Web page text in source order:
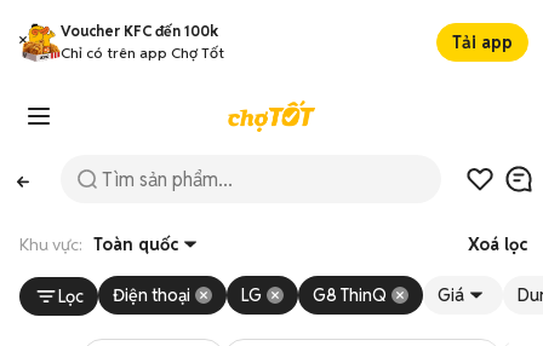
Voucher KFC đến 100k
Chỉ có trên app Chợ Tốt
Tải app
Khu vực: Toàn quốc Xoá lọc
Lọc Điện thoại LG G8 ThinQ Giá